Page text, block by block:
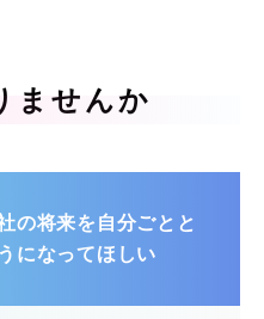
ませんか
の将来を自分ごとと
になってほしい